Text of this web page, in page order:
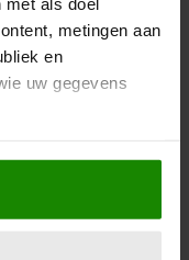
metingen aan
en
uw gegevens
geografische
kan zijn